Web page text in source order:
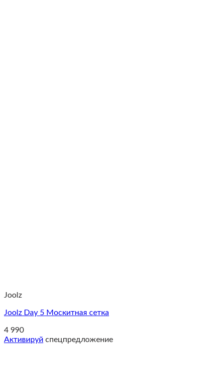
Joolz
Joolz Day 5 Москитная сетка
4 990
Активируй спецпредложение